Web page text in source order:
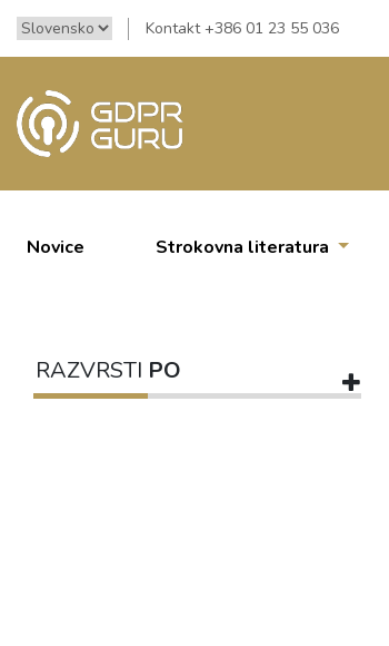
Kontakt +386 01 23 55 036
Novice Strokovna literatura
RAZVRSTI PO